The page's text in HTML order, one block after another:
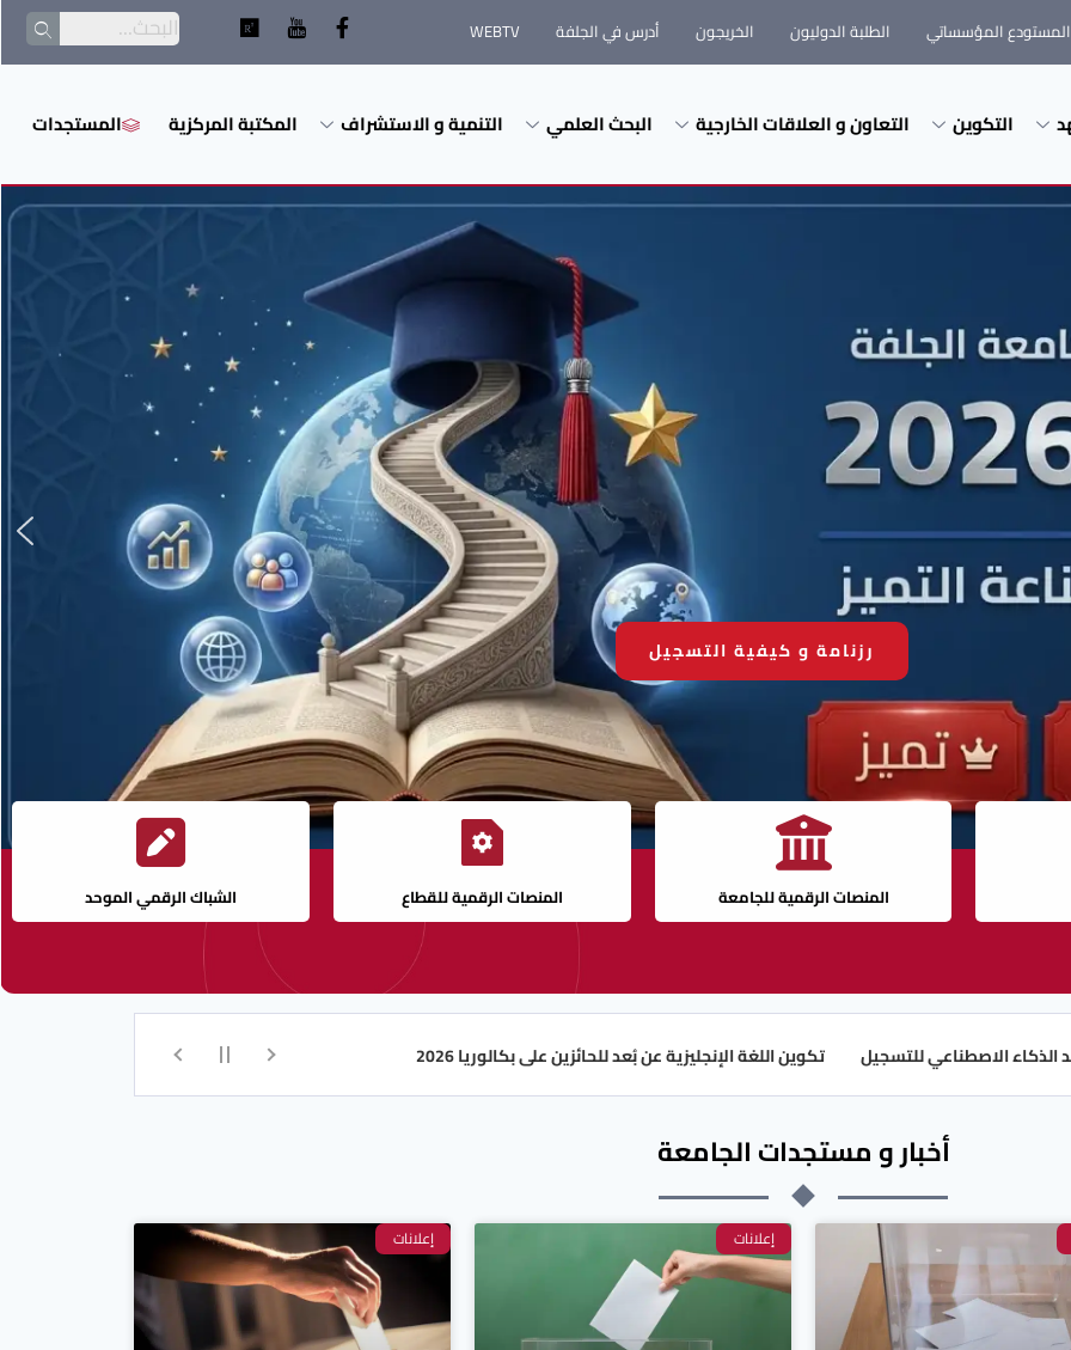
المستودع المؤسساتي الطلبة الدوليون الخريجون أدرس في الجلفة WEBTV
التكوين التعاون و العلاقات الخارجية البحث العلمي التنمية و الاستشراف المكتبة المركزية المستجدات
رزنامة و كيفية التسجيل
المنصات الرقمية للجامعة المنصات الرقمية للقطاع الشباك الرقمي الموحد
للتسجيل تكوين اللغة الإنجليزية عن بُعد للحائزين على بكالوريا 2026 رزنامة التسجيلات
أخبار و مستجدات الجامعة
إعلانات إعلانات